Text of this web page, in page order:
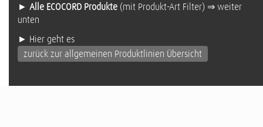
► Alle ECOCORD Produkte (mit Produkt-Art Filter) ⇒ weiter
unten
► Hier geht es
zurück zur allgemeinen Produktlinien Übersicht